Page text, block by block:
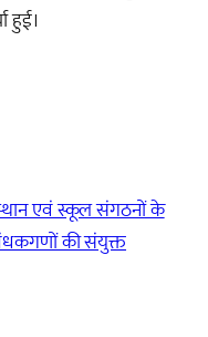
हुई।
एवं स्कूल संगठनों के
की संयुक्त